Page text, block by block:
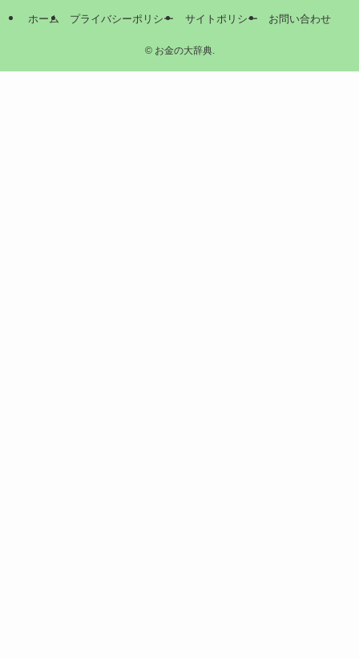
ホーム プライバシーポリシー サイトポリシー お問い合わせ
©お金の大辞典.